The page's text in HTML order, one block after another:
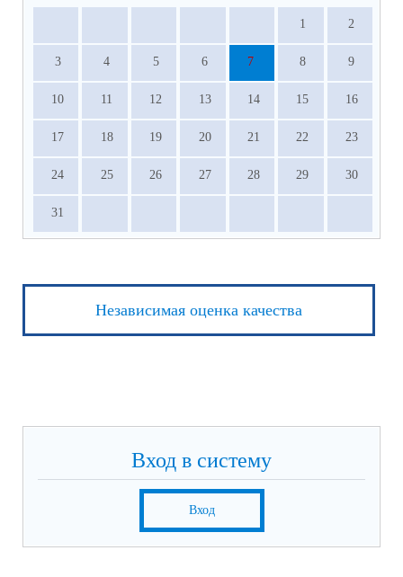
1 2
3 4 5 6 7 8 9
10 11 12 13 14 15 16
17 18 19 20 21 22 23
24 25 26 27 28 29 30
31
Независимая оценка качества
Вход в систему
Вход